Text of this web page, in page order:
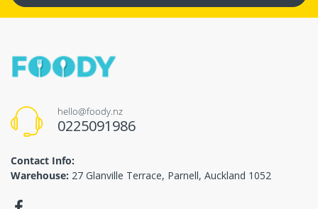
hello@foody.nz
0225091986
Contact Info:
Warehouse: 27 Glanville Terrace, Parnell, Auckland 1052